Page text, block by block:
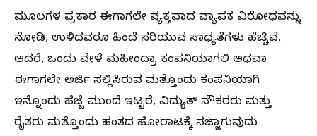
ಮೂಲಗಳ ಪ್ರಕಾರ ಈಗಾಗಲೇ ವ್ಯಕ್ತವಾದ ವ್ಯಾಪಕ ವಿರೋಧವನ್ನು
ನೋಡಿ, ಉಳಿದವರೂ ಹಿಂದೆ ಸರಿಯುವ ಸಾಧ್ಯತೆಗಳು ಹೆಚ್ಚಿವೆ.
ಆದರೆ, ಒಂದು ವೇಳೆ ಮಹೀಂದ್ರಾ ಕಂಪನಿಯಾಗಲಿ ಅಥವಾ
ಈಗಾಗಲೇ ಅರ್ಜಿ ಸಲ್ಲಿಸಿರುವ ಮತ್ತೊಂದು ಕಂಪನಿಯಾಗಿ
ಇನ್ನೊಂದು ಹೆಜ್ಜೆ ಮುಂದೆ ಇಟ್ಟರೆ, ವಿದ್ಯುತ್‌ ನೌಕರರು ಮತ್ತು
ರೈತರು ಮತ್ತೊಂದು ಹಂತದ ಹೋರಾಟಕ್ಕೆ ಸಜ್ಜಾಗುವುದು